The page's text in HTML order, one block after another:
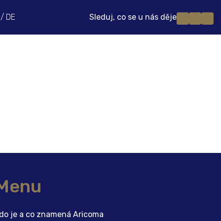
DE Sleduj, co se u nás děje
je a co znamená Aricoma